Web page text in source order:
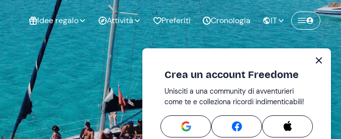
Idee regalo
Esperienze da
regalare
Esperienze di
coppia
Compleanno
Attività Preferiti Cronologia IT
Crea un account Freedome
Unisciti a una community di avventurieri
come te e colleziona ricordi indimenticabili!